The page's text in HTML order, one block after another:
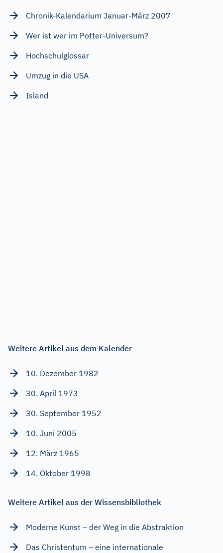
Chronik-Kalendarium Januar-März 2007
Wer ist wer im Potter-Universum?
Hochschulglossar
Umzug in die USA
Island
Weitere Artikel aus dem Kalender
10. Dezember 1982
30. April 1973
30. September 1952
10. Juni 2005
12. März 1965
14. Oktober 1998
Weitere Artikel aus der Wissensbibliothek
Moderne Kunst – der Weg in die Abstraktion
Das Christentum – eine internationale